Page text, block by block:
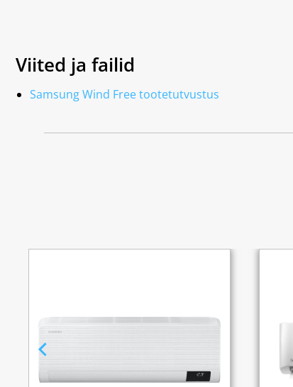
Viited ja failid
Samsung Wind Free tootetutvustus